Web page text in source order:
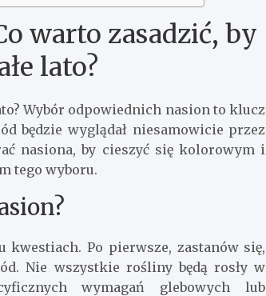
warto zasadzić, by
lato?
Wybór odpowiednich nasion to klucz
będzie wyglądał niesamowicie przez
nasiona, by cieszyć się kolorowym i
tego wyboru.
Po pierwsze, zastanów się,
Nie wszystkie rośliny będą rosły w
wymagań glebowych lub